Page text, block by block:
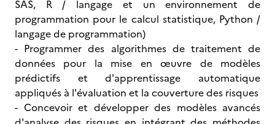
SAS, R / langage et un environnement de
programmation pour le calcul statistique, Python /
langage de programmation)
- Programmer des algorithmes de traitement de
données pour la mise en œuvre de modèles
prédictifs et d'apprentissage automatique
appliqués à l'évaluation et la couverture des risques
- Concevoir et développer des modèles avancés